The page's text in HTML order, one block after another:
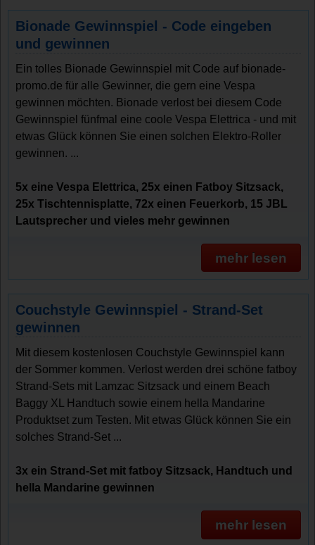
Bionade Gewinnspiel - Code eingeben
und gewinnen
Ein tolles Bionade Gewinnspiel mit Code auf bionade-
promo.de für alle Gewinner, die gern eine Vespa
gewinnen möchten. Bionade verlost bei diesem Code
Gewinnspiel fünfmal eine coole Vespa Elettrica - und mit
etwas Glück können Sie einen solchen Elektro-Roller
gewinnen. ...
5x eine Vespa Elettrica, 25x einen Fatboy Sitzsack,
25x Tischtennisplatte, 72x einen Feuerkorb, 15 JBL
Lautsprecher und vieles mehr gewinnen
mehr lesen
Couchstyle Gewinnspiel - Strand-Set
gewinnen
Mit diesem kostenlosen Couchstyle Gewinnspiel kann
der Sommer kommen. Verlost werden drei schöne fatboy
Strand-Sets mit Lamzac Sitzsack und einem Beach
Baggy XL Handtuch sowie einem hella Mandarine
Produktset zum Testen. Mit etwas Glück können Sie ein
solches Strand-Set ...
3x ein Strand-Set mit fatboy Sitzsack, Handtuch und
hella Mandarine gewinnen
mehr lesen